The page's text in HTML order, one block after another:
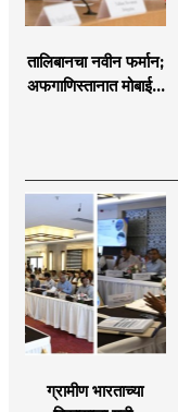
तालिबानचा नवीन फर्मान;
अफगाणिस्तानात मोबाईल
ग्रामीण भारताच्या